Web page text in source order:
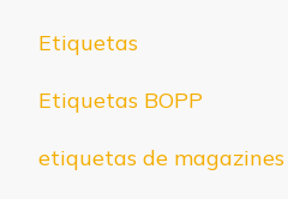
Etiquetas
Etiquetas BOPP
etiquetas de magazines